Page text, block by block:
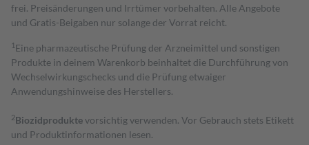
frei. Preisänderungen und Irrtümer vorbehalten. Alle Angebote
und Gratis-Beigaben nur solange der Vorrat reicht.
1 Eine pharmazeutische Prüfung der Arzneimittel und sonstigen
Produkte in deinem Warenkorb beinhaltet die Durchführung von
Wechselwirkungschecks und die Prüfung etwaiger
Anwendungshinweise des Herstellers.
2Biozidproduktevorsichtig verwenden. Vor Gebrauch stets Etikett
und Produktinformationen lesen.